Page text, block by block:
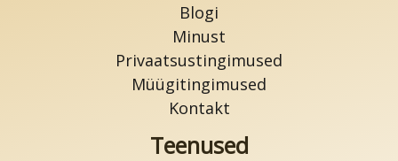
Blogi
Minust
Privaatsustingimused
Müügitingimused
Kontakt
Teenused